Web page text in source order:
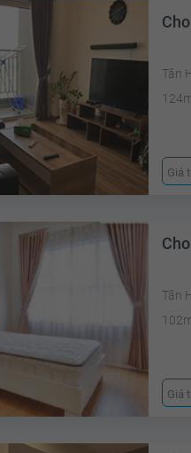
Tân
Giá
Tân
Giá